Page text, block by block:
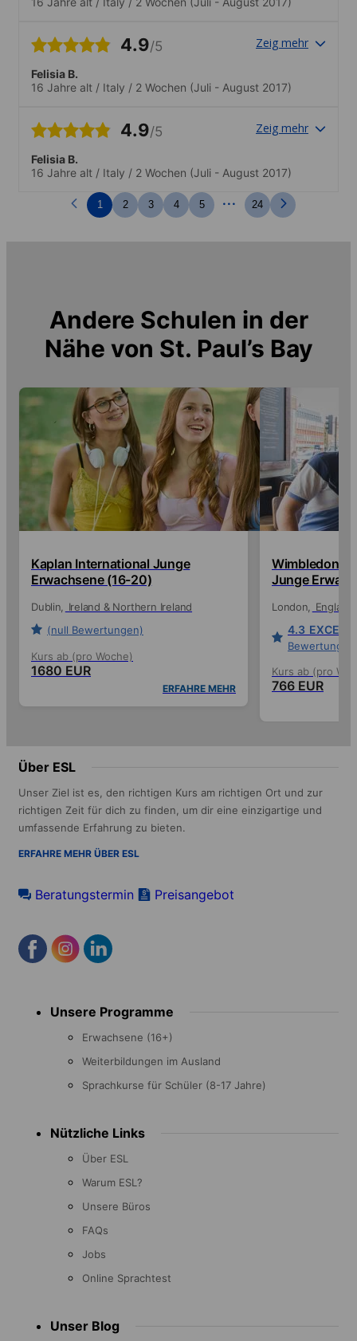
4.9/5 Zeig mehr
Felisia B.
16 Jahre alt / Italy / 2 Wochen (Juli - August 2017)
4.9/5 Zeig mehr
Felisia B.
16 Jahre alt / Italy / 2 Wochen (Juli - August 2017)
1 2 3 4 5 ... 24
Andere Schulen in der
Nähe von St. Paul’s Bay
Kaplan International Junge
Erwachsene (16-20)
Dublin
Ireland & Northern Ireland
(null Bewertungen)
Kurs ab (pro Woche)
1680 EUR
ERFAHRE MEHR
Wimbledon
Junge
London England
4.3
Kurs ab (pro
766 EUR
Über ESL
Unser Ziel ist es, den richtigen Kurs am richtigen Ort und zur
richtigen Zeit für dich zu finden, um dir eine einzigartige und
umfassende Erfahrung zu bieten.
ERFAHRE MEHR ÜBER ESL
Beratungstermin Preisangebot
menu Unsere Programme
Erwachsene (16+)
Weiterbildungen im Ausland
Sprachkurse für Schüler (8-17 Jahre)
Nützliche Links
Über ESL
Warum ESL?
Unsere Büros
FAQs
Jobs
Online Sprachtest
Unser Blog